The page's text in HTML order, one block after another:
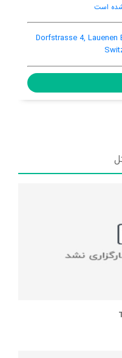
در اتاق
Lauenen Bei Gstaad,
Switzerland, 3782